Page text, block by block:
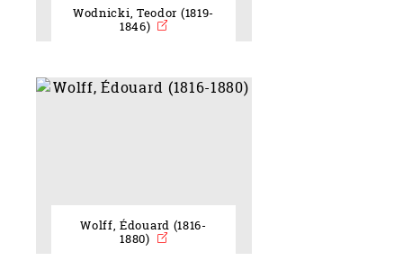
Wodnicki, Teodor (1819-
1846)
Wolff, Édouard (1816-
1880)